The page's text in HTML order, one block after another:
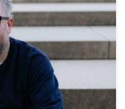
mal hinten an: Ja, die
offiziell in den ICD-11
beschrieben:
von chronischem Stress am
nicht erfolgreich bewältigt